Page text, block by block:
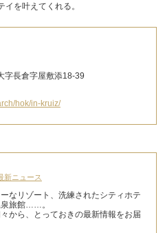
を叶えてくれる。
長倉字屋敷添18-39
hok/in-kruiz/
新ニュース
なリゾート、洗練されたシティホテ
泉旅館……。
から、とっておきの最新情報をお届